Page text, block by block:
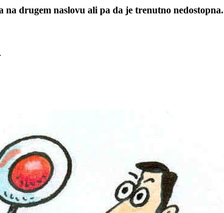
drugem naslovu ali pa da je trenutno nedostopna.